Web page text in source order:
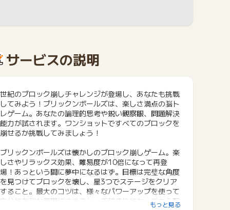
サービスの説明
世紀のブロック崩しチャレンジが登場し、あなたも挑戦
してみよう！ブリックンボールズは、楽しさ満点の脳ト
レゲーム。あなたの論理的思考や鋭い観察眼、問題解決
能力が試されます。ワンショットですべてのブロックを
崩せるか挑戦してみましょう！
ブリックンボールズは懐かしのブロック崩しゲーム。楽
しさやリラックス効果、難易度が10倍になって再登
場！あっという間に夢中になるはず。目標は完璧な角度
を見つけてブロックを壊し、星3つでステージをクリア
すること。最大のコツは、様々なパワーアップを使って
自分に有利な展開にすること。手詰まりになっても心配
もっと見る